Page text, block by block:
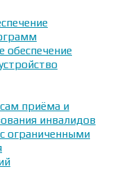
обеспечение
приёма и
инвалидов
ограниченными